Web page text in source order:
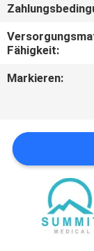
TRETEN
UNS
IN
Fähigkeit:
Markieren: